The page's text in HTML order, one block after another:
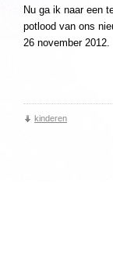
Nu ga ik naar een
potlood van ons
26 november 2012.
kinderen